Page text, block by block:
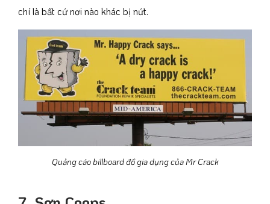
chí là bất cứ nơi nào khác bị nứt.
Quảng cáo billboard đồ gia dụng của Mr Crack